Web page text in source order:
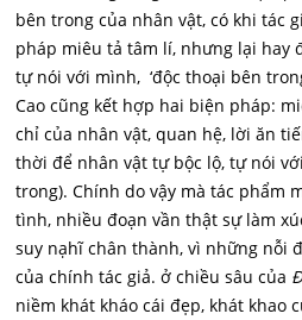
bên trong của nhân vật, có khi tác
pháp miêu tả tâm lí, nhưng lại hay
tự nói với mình, ‘độc thoại bên
Cao cũng kết hợp hai biện pháp:
chỉ của nhân vật, quan hệ, lời ăn
thời để nhân vật tự bộc lộ, tự nói
trong). Chính do vậy mà tác phẩm
tình, nhiều đoạn vần thật sự làm
suy nạhĩ chân thành, vì những nỗi
của chính tác giả. ở chiều sâu của
niềm khát kháo cái đẹp, khát khao